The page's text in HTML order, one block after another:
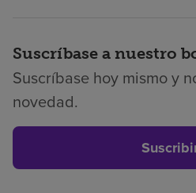
Suscríbase a nuestro
Suscríbase hoy mismo y
novedad.